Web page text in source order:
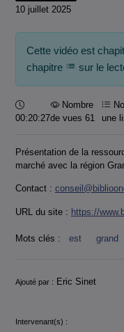
10 juillet 2025
Cette vidéo est
chapitre
sur le
Durée :
00:20:27
Nombre
de vues 61
une
Présentation de la
marché avec la région
Contact :
URL du site : https://
Mots clés : est grand
Informations
Ajouté par : Eric Sinet
Intervenant(s) :